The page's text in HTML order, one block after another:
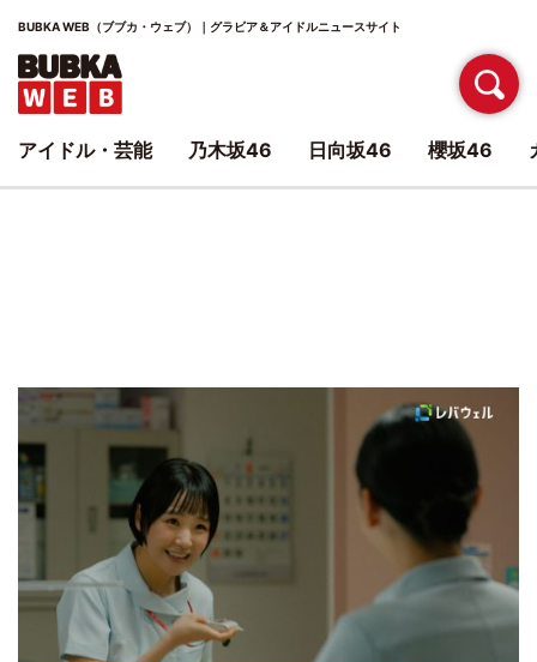
BUBKA WEB（ブブカ・ウェブ）｜グラビア＆アイドルニュースサイト
アイドル・芸能 乃木坂46 日向坂46 櫻坂46